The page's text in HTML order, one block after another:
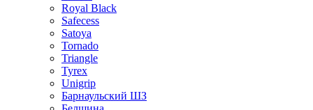
Royal Black
Safecess
Satoya
Tornado
Triangle
Tyrex
Unigrip
Барнаульский ШЗ